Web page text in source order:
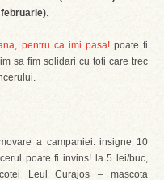
.
pentru ca imi pasa!poate fi
sa fim solidari cu toti care trec
a campaniei: insigne 10
poate fi invins! la 5 lei/buc,
Leul Curajos – mascota